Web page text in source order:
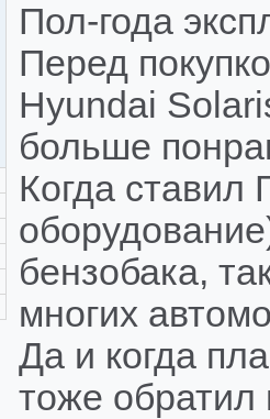
Пол-года
Перед
Hyundai
больше
Когда ставил
бензобака,
многих
Да и когда
тоже обратил